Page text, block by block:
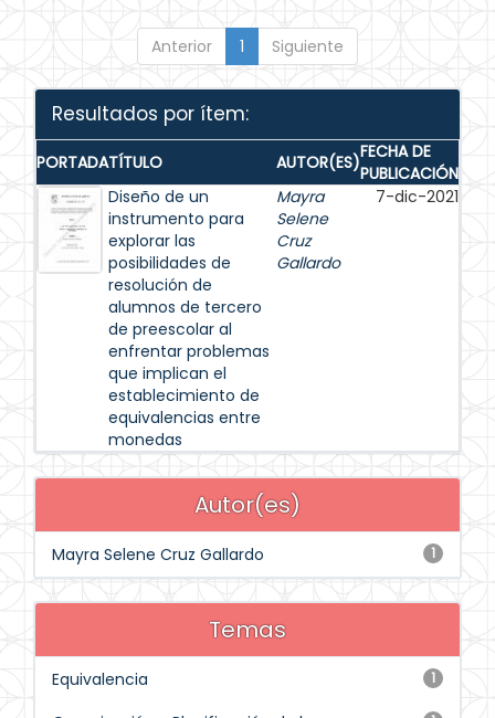
Anterior 1 Siguiente
Resultados por ítem:
PORTADATÍTULO AUTOR(ES)FECHA DE
PUBLICACIÓN
Diseño de un
instrumento para
explorar las
posibilidades de
resolución de
alumnos de tercero
de preescolar al
enfrentar problemas
que implican el
establecimiento de
equivalencias entre
monedas
Mayra
Selene
Cruz
Gallardo
7-dic-2021
Autor(es)
1
Mayra Selene Cruz Gallardo
Temas
1
Equivalencia